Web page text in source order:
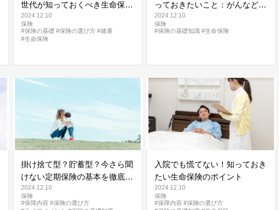
世代が知っておくべき生命保険
の考え方
2024.12.10
保険
#保険の基礎 #保険の選び方 #健康
#生命保険
っておきたいこと：がんなどの
病気に備えるための重要なポイ
ント
2024.12.10
保険
#保険の基礎知識 #生命保険
掛け捨て型？貯蓄型？今さら聞
けない定期保険の基本を徹底解
説
2024.12.10
保険
#保障内容 #保険の選び方
入院でも慌てない！知っておき
たい生命保険のポイント
2024.12.10
保険
#保障内容 #保険の選び方